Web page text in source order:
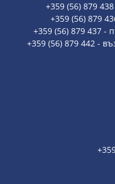
+359 (56) 879
+359 (56) 879
+359 (56) 879 437 -
+359 (56) 879 442 -